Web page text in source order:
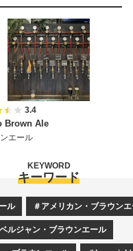
3.4
Brown Ale
エール
キーワード
KEYWORD
ル アメリカン・ブラウン
ベルジャン・ブラウンエール